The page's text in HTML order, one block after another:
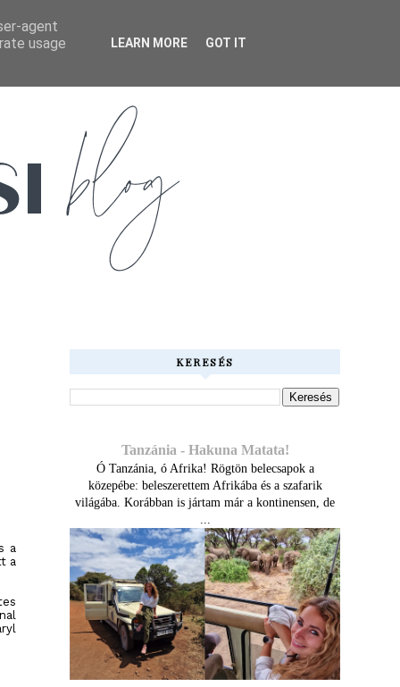
a
a
KERESÉS
Tanzánia - Hakuna Matata!
Ó Tanzánia, ó Afrika! Rögtön belecsapok a
közepébe: beleszerettem Afrikába és a szafarik
világába. Korábban is jártam már a kontinensen, de
...
agent
usage
LEARN MORE GOT IT